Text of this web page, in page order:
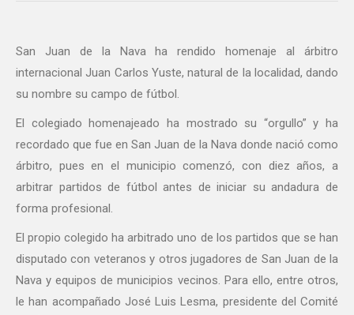
San Juan de la Nava ha rendido homenaje al árbitro
internacional Juan Carlos Yuste, natural de la localidad, dando
su nombre su campo de fútbol.
El colegiado homenajeado ha mostrado su “orgullo” y ha
recordado que fue en San Juan de la Nava donde nació como
árbitro, pues en el municipio comenzó, con diez años, a
arbitrar partidos de fútbol antes de iniciar su andadura de
forma profesional.
El propio colegido ha arbitrado uno de los partidos que se han
disputado con veteranos y otros jugadores de San Juan de la
Nava y equipos de municipios vecinos. Para ello, entre otros,
le han acompañado José Luis Lesma, presidente del Comité